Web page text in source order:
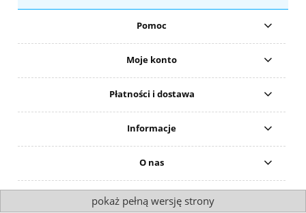
Pomoc
Moje konto
Płatności i dostawa
Informacje
O nas
pokaż pełną wersję strony